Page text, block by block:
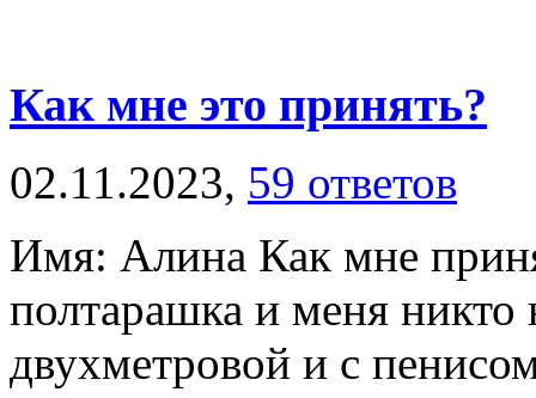
Как мне это принять?
02.11.2023, 59 ответов
Имя: Алина Как мне
полтарашка и меня никто
двухметровой и с